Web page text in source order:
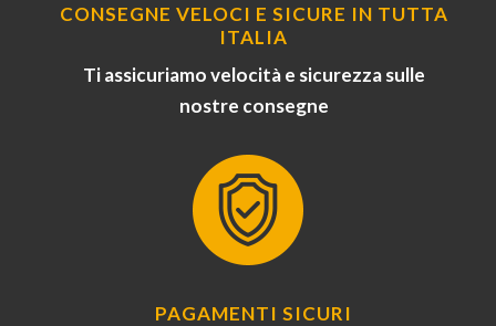
CONSEGNE VELOCI E SICURE IN TUTTA
ITALIA
Ti assicuriamo velocità e sicurezza sulle
nostre consegne
PAGAMENTI SICURI